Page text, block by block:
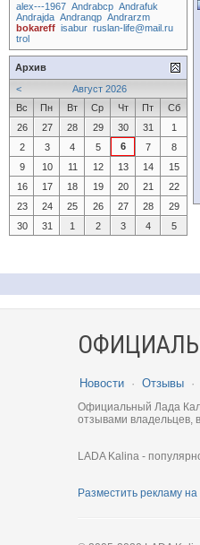
alex---1967 Andrabcp Andrafuk
Andrajda Andranqp Andrarzm
bokareff isabur ruslan-life@mail.ru
trol
Архив
<
Август 2026
Вс
Пн Вт Ср Чт Пт
Сб
26
27 28 29 30 31
1
2
3 4 5 6 7
8
9
10 11 12 13 14
15
16
17 18 19 20 21
22
23
24 25 26 27 28
29
30
31 1 2 3 4 5
Новости · Отзывы ·
Официальный Лада
отзывами владельцев,
LADA Kalina -
Разместить рекламу на